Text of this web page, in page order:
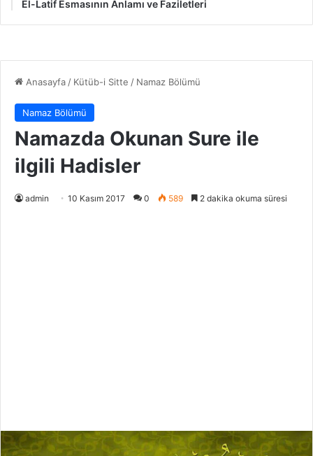
El-Latif Esmasının Anlamı ve Faziletleri